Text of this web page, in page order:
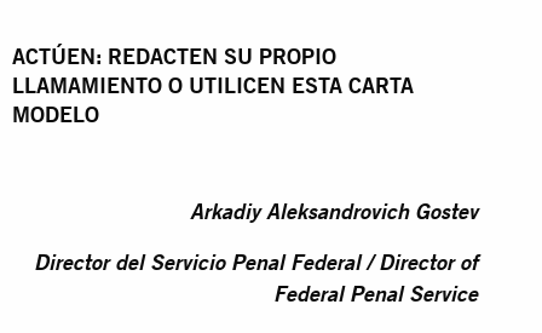
ACTÚEN: REDACTEN SU PROPIO
LLAMAMIENTO O UTILICEN ESTA CARTA
MODELO
Arkadiy Aleksandrovich Gostev
Director del Servicio Penal Federal / Director of
Federal Penal Service